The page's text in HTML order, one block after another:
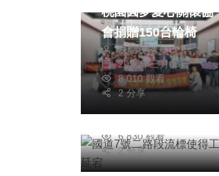
桃園圓夢愛心關懷協
會捐贈150台輪椅
陳朝枝
2026年三月05日
8,010 觀看
2 分享
綜合新聞
國道7號二路段流標
使得工程延宕
6,830 觀看
2 分享